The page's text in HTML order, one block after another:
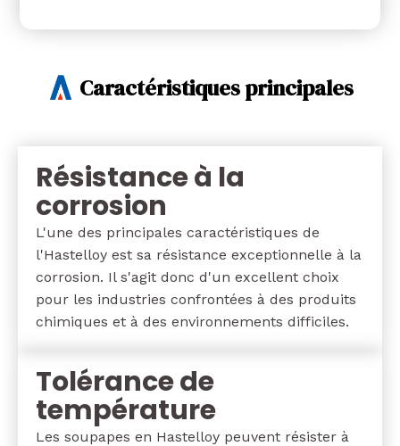
Caractéristiques principales
Résistance à la
corrosion
L'une des principales caractéristiques de
l'Hastelloy est sa résistance exceptionnelle à la
corrosion. Il s'agit donc d'un excellent choix
pour les industries confrontées à des produits
chimiques et à des environnements difficiles.
Tolérance de
température
Les soupapes en Hastelloy peuvent résister à